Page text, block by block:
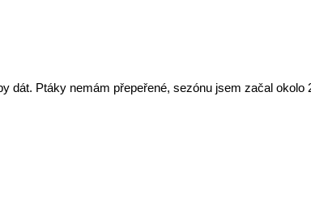
Ptáky nemám přepeřené, sezónu jsem začal